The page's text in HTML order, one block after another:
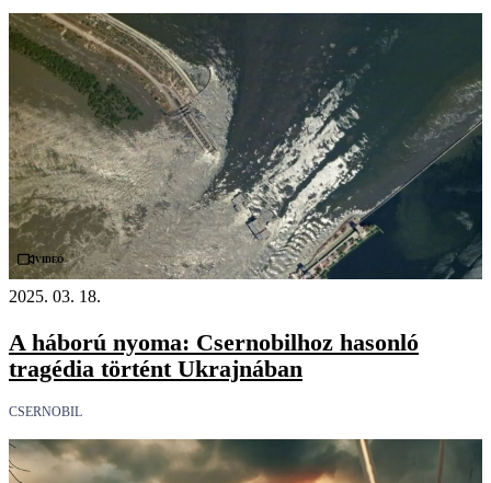
Videó
2025. 03. 18.
A háború nyoma: Csernobilhoz hasonló
tragédia történt Ukrajnában
CSERNOBIL